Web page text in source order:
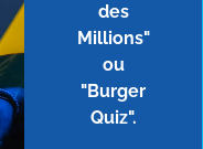
des
Millions"
ou
"Burger
Quiz".